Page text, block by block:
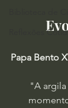
Reflexões
Papa Bento
"A